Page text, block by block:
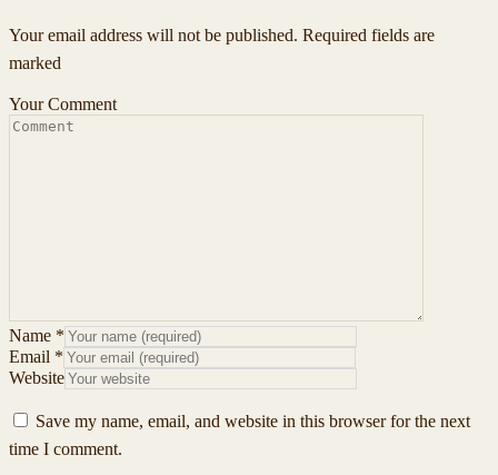
Your email address will not be published. Required fields are
marked
Your Comment
Name *
Email *
Website
Save my name, email, and website in this browser for the next
time I comment.